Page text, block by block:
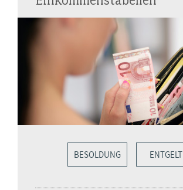
BESOLDUNG ENTGELT